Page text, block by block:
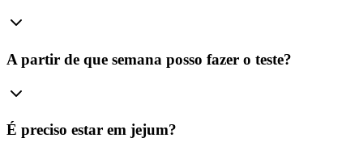
A partir de que semana posso fazer o teste?
É preciso estar em jejum?